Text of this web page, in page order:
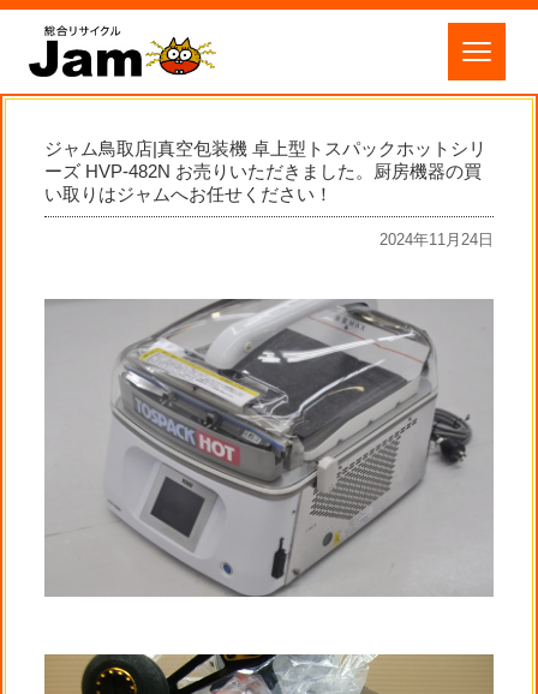
ジャム鳥取店|真空包装機 卓上型トスパックホットシリ
ーズ HVP-482N お売りいただきました。厨房機器の買
い取りはジャムへお任せください！
2024年11月24日